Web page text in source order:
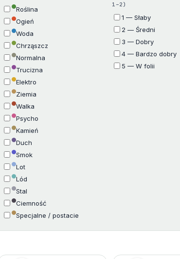
Roślina
Ogień
Woda
Chrząszcz
Normalna
Trucizna
Elektro
Ziemia
Walka
Psycho
Kamień
Duch
Smok
Lot
Lód
Stal
Ciemność
Specjalne / postacie
1–2)
1 — Słaby
2 — Średni
3 — Dobry
4 — Bardzo dobry
5 — W folii